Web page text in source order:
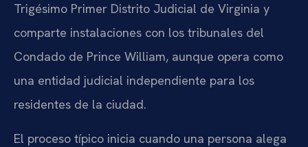
Trigésimo Primer Distrito Judicial de Virginia y
comparte instalaciones con los tribunales del
Condado de Prince William, aunque opera como
una entidad judicial independiente para los
residentes de la ciudad.
El proceso típico inicia cuando una persona alega